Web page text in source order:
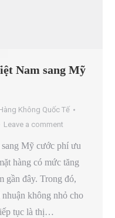
Nam sang Mỹ
Không Quốc Tế
Leave a comment
Mỹ cước phí ưu
hàng có mức tăng
gần đây. Trong đó,
không nhỏ cho
tục là thị…